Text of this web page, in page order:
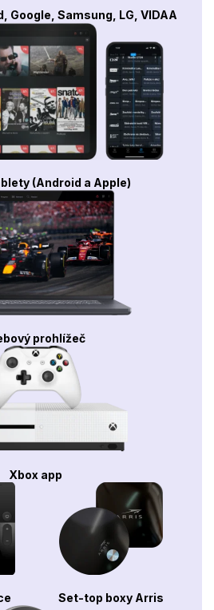
Google, Samsung, LG, VIDAA
(Android a Apple)
prohlížeč
Xbox app
Set-top boxy Arris